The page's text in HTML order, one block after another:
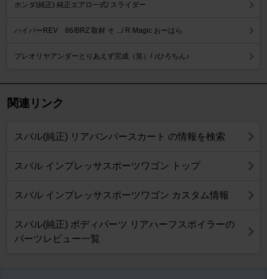
ホンダ(純正) 純正エアロ一式/ スライダー
ハイパーREV 86/BRZ 取材 そ .../ R Magic おーはら
プレオリヤアンダーとりあえず完成（笑）/ ♪ひろちん♪
関連リンク
スバル(純正) リアバンパースカート の情報を検索
スバル インプレッサスポーツワゴン トップ
スバル インプレッサスポーツワゴン カスタム情報
スバル(純正) ボディパーツ リアハーフスポイラーの
パーツレビュー一覧